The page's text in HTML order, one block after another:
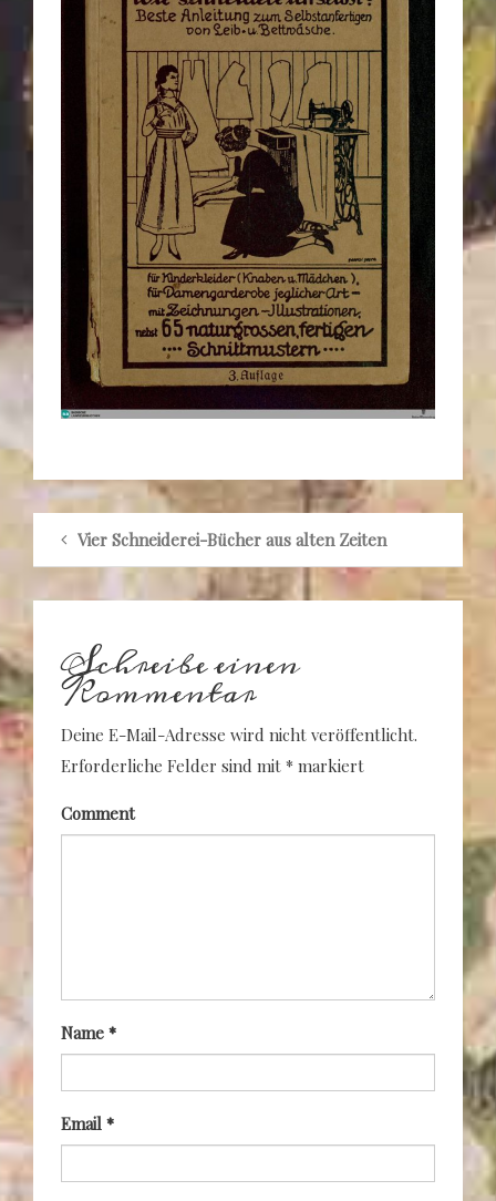
Vier Schneiderei-Bücher aus alten Zeiten
Schreibe einen
Kommentar
Deine E-Mail-Adresse wird nicht veröffentlicht.
Erforderliche Felder sind mit * markiert
Comment
Name *
Email *